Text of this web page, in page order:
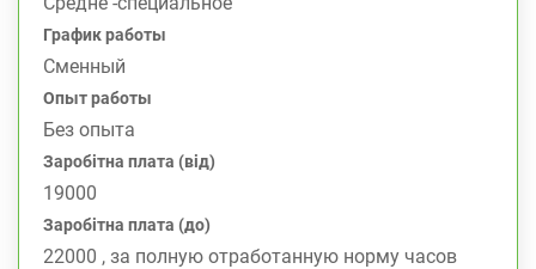
График работы
Сменный
Опыт работы
Без опыта
Заробітна плата (від)
19000
Заробітна плата (до)
22000 , за полную отработанную норму часов